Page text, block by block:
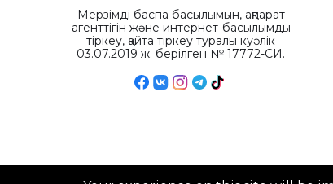
Мерзімді баспа басылымын, ақпарат
агенттігін және интернет-басылымды
тіркеу, қайта тіркеу туралы куәлік
03.07.2019 ж. берілген № 17772-СИ.